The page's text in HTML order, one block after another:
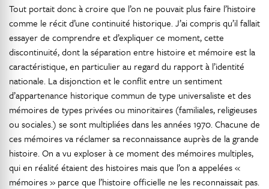
Tout portait donc à croire que l’on ne pouvait plus faire l’histoire
comme le récit d’une continuité historique. J’ai compris qu’il fallait
essayer de comprendre et d’expliquer ce moment, cette
discontinuité, dont la séparation entre histoire et mémoire est la
caractéristique, en particulier au regard du rapport à l’identité
nationale. La disjonction et le conflit entre un sentiment
d’appartenance historique commun de type universaliste et des
mémoires de types privées ou minoritaires (familiales, religieuses
ou sociales.) se sont multipliées dans les années 1970. Chacune de
ces mémoires va réclamer sa reconnaissance auprès de la grande
histoire. On a vu exploser à ce moment des mémoires multiples,
qui en réalité étaient des histoires mais que l’on a appelées «
mémoires » parce que l’histoire officielle ne les reconnaissait pas.